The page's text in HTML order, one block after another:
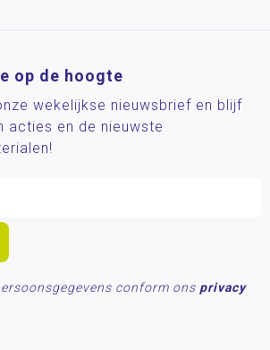
op de hoogte
wekelijkse nieuwsbrief en blijf
acties en de nieuwste
conform ons privacy